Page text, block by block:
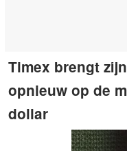
Timex brengt
opnieuw op de
dollar